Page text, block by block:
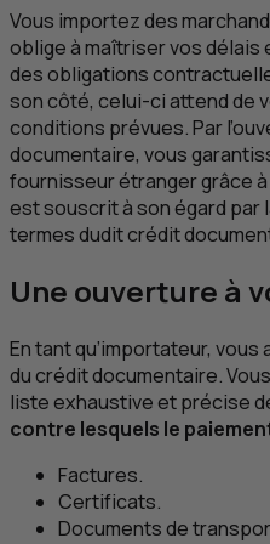
Vous importez des
oblige à maîtriser vos délais
des obligations
son côté, celui-ci attend de
conditions prévues. Par
documentaire, vous
fournisseur étranger grâce
est souscrit à son égard par
termes dudit crédit
Une ouverture à
En tant qu’importateur, vous
du crédit documentaire.
liste exhaustive et précise
contre lesquels le
Factures.
Certificats.
Documents de